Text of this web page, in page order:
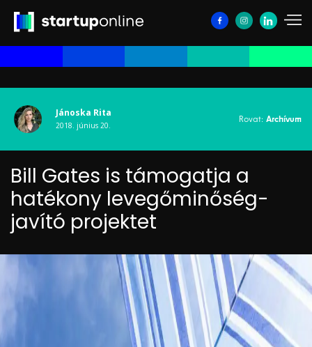
Jánoska Rita
2018. június 20.
Rovat: Archívum
Bill Gates is támogatja a
hatékony levegőminőség-
javító projektet